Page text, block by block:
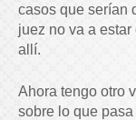
casos que serían
juez no va a
allí.
Ahora tengo otro
sobre lo que